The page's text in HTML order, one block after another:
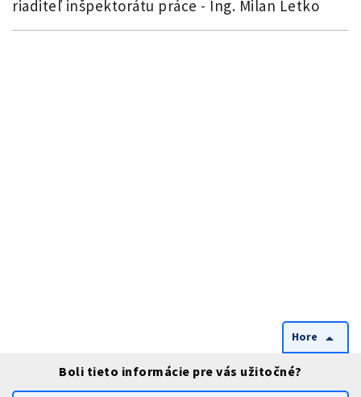
riaditeľ inšpektorátu práce - Ing. Milan Letko
Hore arrow_drop_up
Boli tieto informácie pre vás užitočné?